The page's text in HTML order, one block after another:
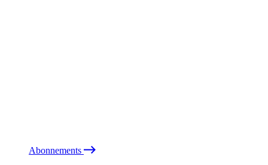
Abonnements